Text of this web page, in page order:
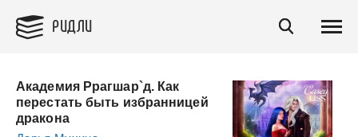
РИДЛИ
Академия Ррагшар`д. Как
перестать быть избранницей
дракона